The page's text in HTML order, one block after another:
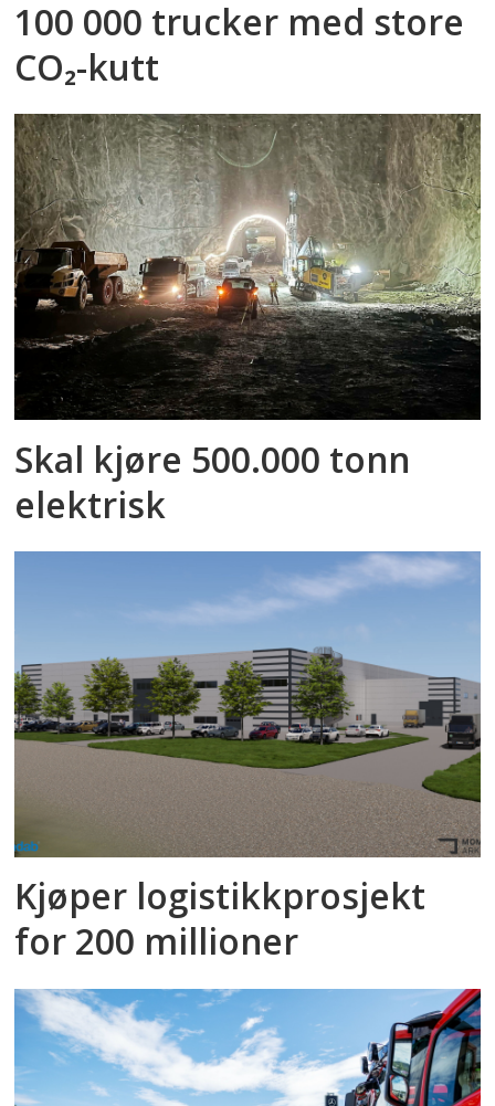
100 000 trucker med store
CO₂-kutt
Skal kjøre 500.000 tonn
elektrisk
Kjøper logistikkprosjekt
for 200 millioner